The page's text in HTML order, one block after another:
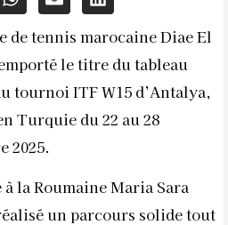
de tennis marocaine Diae El
le titre du tableau
tournoi ITF W15 d’Antalya,
Turquie du 22 au 28
2025.
à la Roumaine Maria Sara
un parcours solide tout